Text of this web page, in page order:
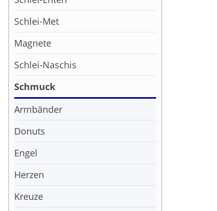
Schlei-Met
Magnete
Schlei-Naschis
Schmuck
Armbänder
Donuts
Engel
Herzen
Kreuze